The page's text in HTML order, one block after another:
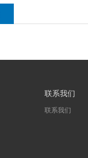
联系我们
联系我们